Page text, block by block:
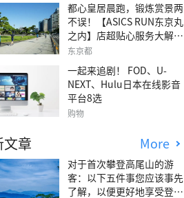
都心皇居晨跑，锻炼赏景两
不误！【ASICS RUN东京丸
之内】店超贴心服务大解
析！
东京都
一起来追剧！ FOD、U-
NEXT、Hulu日本在线影音
平台8选
购物
章 More
对于首次攀登高尾山的游
客：以下五件事您应该事先
了解，以便更好地享受登山